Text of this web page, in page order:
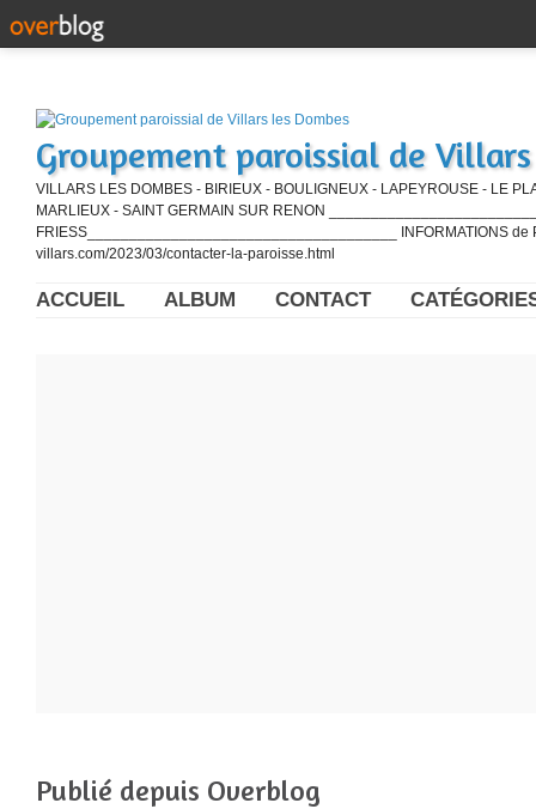
Groupement paroissial de
VILLARS LES DOMBES - BIRIEUX - BOULIGNEUX - LAPEYROUSE - LE
MARLIEUX - SAINT GERMAIN SUR RENON
FRIESS_____________________________________ INFORMATIONS de
villars.com/2023/03/contacter-la-paroisse.html
ACCUEIL ALBUM CONTACT
Publié depuis Overblog